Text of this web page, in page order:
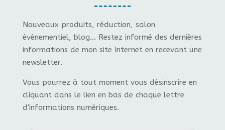
Nouveaux produits, réduction, salon
évènementiel, blog... Restez informé des dernières
informations de mon site Internet en recevant une
newsletter.
Vous pourrez à tout moment vous désinscrire en
cliquant dans le lien en bas de chaque lettre
d'informations numériques.